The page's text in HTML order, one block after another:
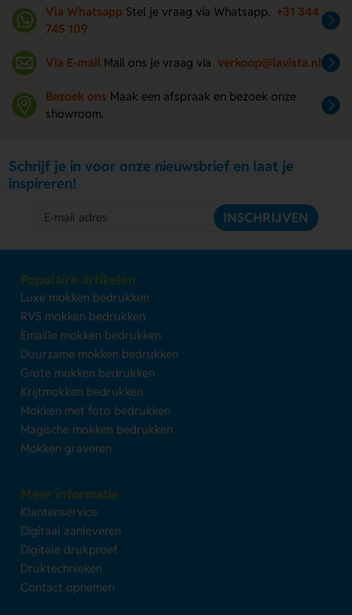
Via Whatsapp Stel je vraag via Whatsapp. +31 344
745 109
Via E-mail Mail ons je vraag via verkoop@lavista.nl
Bezoek ons Maak een afspraak en bezoek onze
showroom.
Schrijf je in voor onze nieuwsbrief en laat je
inspireren!
INSCHRIJVEN
Populaire artikelen
Luxe mokken bedrukken
RVS mokken bedrukken
Emaille mokken bedrukken
Duurzame mokken bedrukken
Grote mokken bedrukken
Krijtmokken bedrukken
Mokken met foto bedrukken
Magische mokken bedrukken
Mokken graveren
Meer informatie
Klantenservice
Digitaal aanleveren
Digitale drukproef
Druktechnieken
Contact opnemen